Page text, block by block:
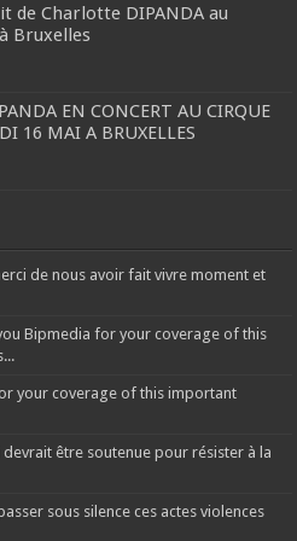
de Charlotte DIPANDA au
Bruxelles
EN CONCERT AU CIRQUE
16 MAI A BRUXELLES
de nous avoir fait vivre moment et
Bipmedia for your coverage of this
your coverage of this important
devrait être soutenue pour résister à la
sous silence ces actes violences